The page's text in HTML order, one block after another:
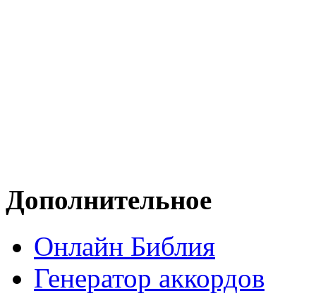
Дополнительное
Онлайн Библия
Генератор аккордов